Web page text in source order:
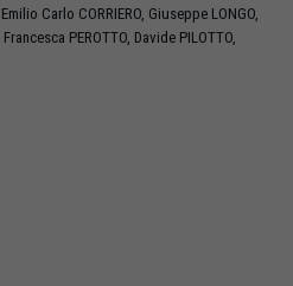
Emilio Carlo CORRIERO, Giuseppe LONGO,
Francesca PEROTTO, Davide PILOTTO,